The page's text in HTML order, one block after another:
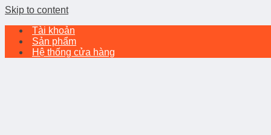
Skip to content
Tài khoản
Sản phẩm
Hệ thống cửa hàng